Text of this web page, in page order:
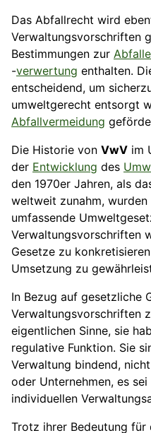
Das Abfallrecht wird
Verwaltungsvorschriften
Bestimmungen zur
-verwertung enthalten.
entscheidend, um
umweltgerecht entsorgt
Abfallvermeidung
Die Historie von VwV im
der Entwicklung des
den 1970er Jahren, als
weltweit zunahm, wurden
umfassende
Verwaltungsvorschriften
Gesetze zu
Umsetzung zu
In Bezug auf gesetzliche
Verwaltungsvorschriften
eigentlichen Sinne, sie
regulative Funktion. Sie
Verwaltung bindend,
oder Unternehmen, es
individuellen
Trotz ihrer Bedeutung für